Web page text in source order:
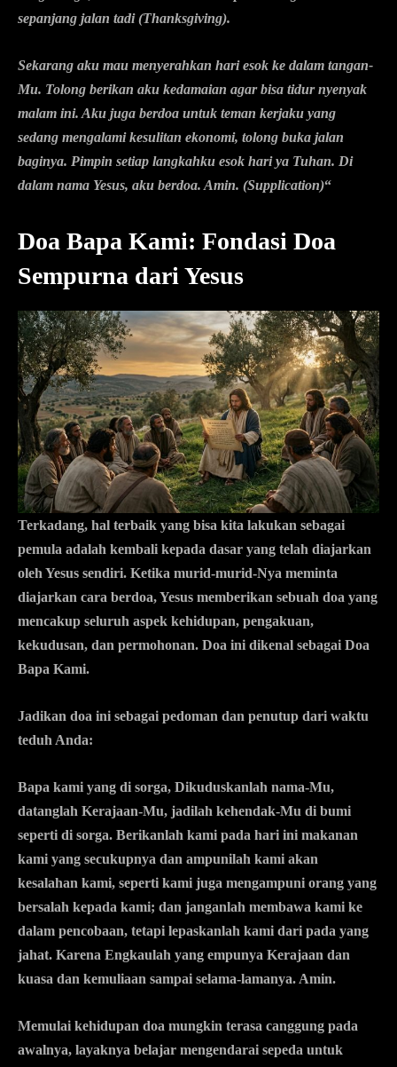
sepanjang jalan tadi(Thanksgiving).
Sekarang aku mau menyerahkan hari esok ke dalam tangan-
Mu. Tolong berikan aku kedamaian agar bisa tidur nyenyak
malam ini. Aku juga berdoa untuk teman kerjaku yang
sedang mengalami kesulitan ekonomi, tolong buka jalan
baginya. Pimpin setiap langkahku esok hari ya Tuhan. Di
dalam nama Yesus, aku berdoa. Amin. (Supplication)“
Doa Bapa Kami: Fondasi Doa
Sempurna dari Yesus
Terkadang, hal terbaik yang bisa kita lakukan sebagai
pemula adalah kembali kepada dasar yang telah diajarkan
oleh Yesus sendiri. Ketika murid-murid-Nya meminta
diajarkan cara berdoa, Yesus memberikan sebuah doa yang
mencakup seluruh aspek kehidupan, pengakuan,
kekudusan, dan permohonan. Doa ini dikenal sebagai Doa
Bapa Kami.
Jadikan doa ini sebagai pedoman dan penutup dari waktu
teduh Anda:
Bapa kami yang di sorga, Dikuduskanlah nama-Mu,
datanglah Kerajaan-Mu, jadilah kehendak-Mu di bumi
seperti di sorga. Berikanlah kami pada hari ini makanan
kami yang secukupnya dan ampunilah kami akan
kesalahan kami, seperti kami juga mengampuni orang yang
bersalah kepada kami; dan janganlah membawa kami ke
dalam pencobaan, tetapi lepaskanlah kami dari pada yang
jahat. Karena Engkaulah yang empunya Kerajaan dan
kuasa dan kemuliaan sampai selama-lamanya. Amin.
Memulai kehidupan doa mungkin terasa canggung pada
awalnya, layaknya belajar mengendarai sepeda untuk